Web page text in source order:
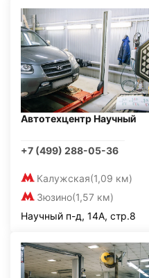
Автотехцентр Научный
+7 (499) 288-05-36
Калужская(1,09 км)
Зюзино(1,57 км)
Научный п-д, 14А, стр.8